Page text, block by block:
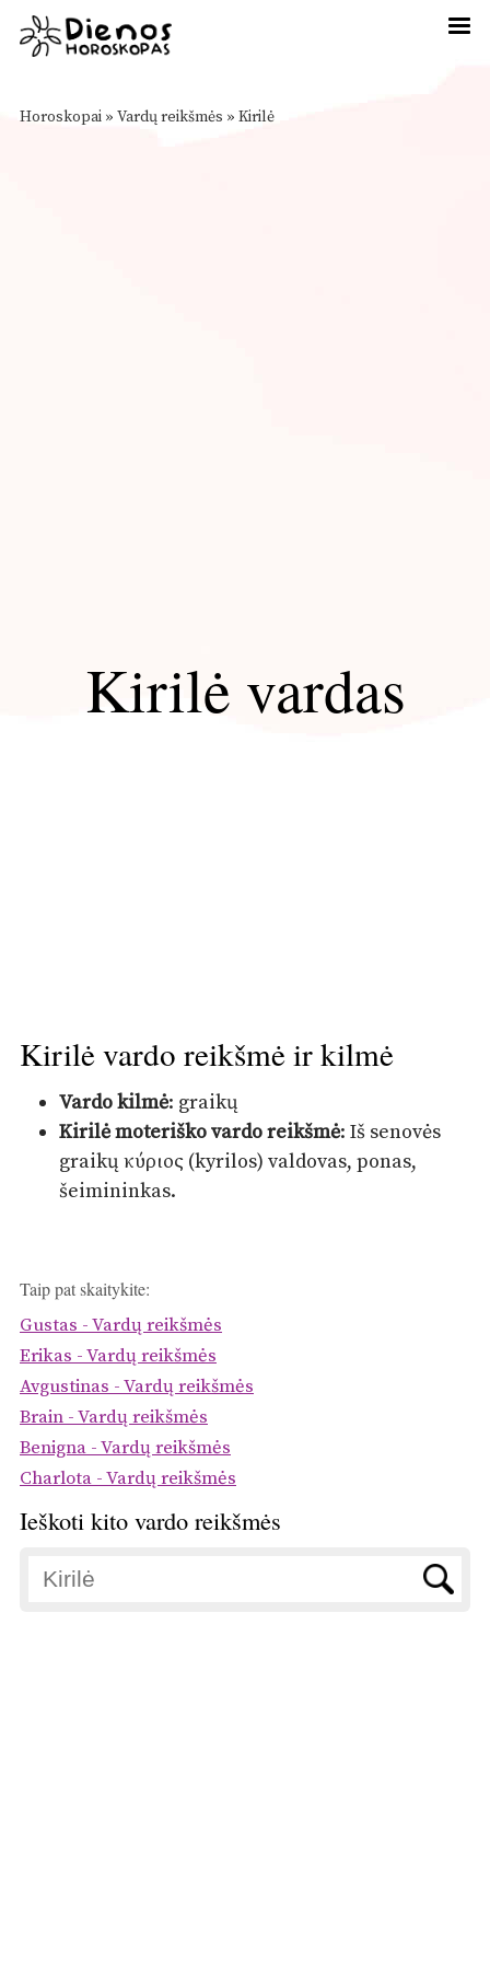
Horoskopai » Vardų reikšmės » Kirilė
Kirilė vardas
Kirilė vardo reikšmė ir kilmė
Vardo kilmė: graikų
Kirilė moteriško vardo reikšmė: Iš senovės
graikų κύριος (kyrilos) valdovas, ponas,
šeimininkas.
Taip pat skaitykite:
Gustas - Vardų reikšmės
Erikas - Vardų reikšmės
Avgustinas - Vardų reikšmės
Brain - Vardų reikšmės
Benigna - Vardų reikšmės
Charlota - Vardų reikšmės
Ieškoti kito vardo reikšmės